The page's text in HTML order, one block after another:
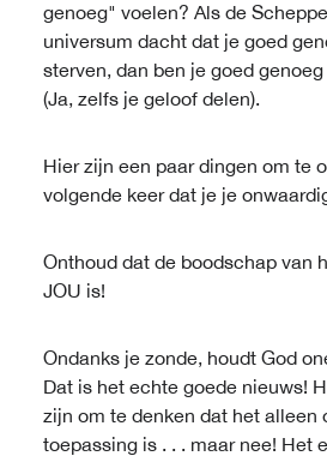
genoeg" voelen? Als de
universum dacht dat je goed
sterven, dan ben je goed
(Ja, zelfs je geloof delen).
Hier zijn een paar dingen om te
volgende keer dat je je
Onthoud dat de boodschap van
JOU is!
Ondanks je zonde, houdt God
Dat is het echte goede nieuws!
zijn om te denken dat het alleen
toepassing is . . . maar nee! Het